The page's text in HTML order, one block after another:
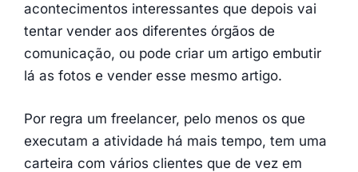
acontecimentos interessantes que depois vai
tentar vender aos diferentes órgãos de
comunicação, ou pode criar um artigo embutir
lá as fotos e vender esse mesmo artigo.
Por regra um freelancer, pelo menos os que
executam a atividade há mais tempo, tem uma
carteira com vários clientes que de vez em